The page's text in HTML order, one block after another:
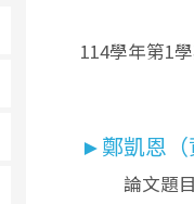
114學年第1
►鄭凱恩（
論文題